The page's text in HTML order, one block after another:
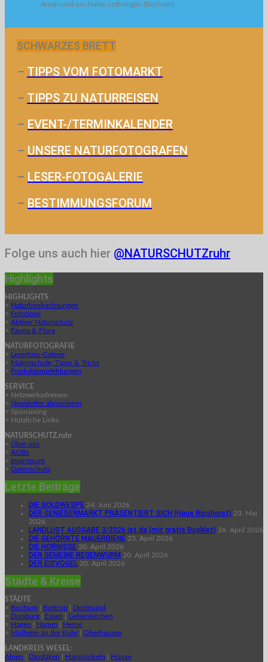
Areal rund um Halde Lothringen (Bochum)
SCHWARZES BRETT
– TIPPS VOM FOTOMARKT
– TIPPS ZU NATURREISEN
– EVENT-/TERMINKALENDER
– UNSERE NATURFOTOGRAFEN
– LESER-FOTOGALERIE
– BESTIMMUNGSFORUM
Folge uns auch hier @NATURSCHUTZruhr
Highlights
HIGHLIGHTS
> Naturbeobachtungen
> Fototipps
> Aktiver Naturschutz
> Fauna & Flora
NATURFOTOGRAFIE
> Leserfoto-Galerie
> Makroschule, Tipps & Tricks
> Produktempfehlungen
SERVICE
> Netzwerkadressen
> Newsletter abonnieren
> Sponsoring
> Nützliche Links
NATURSCHUTZ.ruhr
> Über uns
> AGBs
> Impressum
> Datenschutz
Letzte Beiträge
DIE GOLDWESPE 24. Juni 2026
DER GENIEßERMARKT PRÄSENTIERT SICH (Haus Ripshorst) 23. Mai
2026
LANDLUST AUSGABE 3/2026 ist da (mit gratis Booklet) 26. April 2026
DIE GEHÖRNTE MAUERBIENE 23. April 2026
DIE HORNISSE 20. April 2026
DER GEMEINE REGENWURM 20. April 2026
DER EISVOGEL 20. April 2026
Städte & Kreise
STÄDTE
> Bochum Bottrop
Dortmund
> Duisburg Essen
Gelsenkirchen
> Hagen Hamm
Herne
> Mülheim an der Ruhr| Oberhausen
LANDKREIS WESEL:
Alpen
Dinslaken Hamminkeln
Hünxe